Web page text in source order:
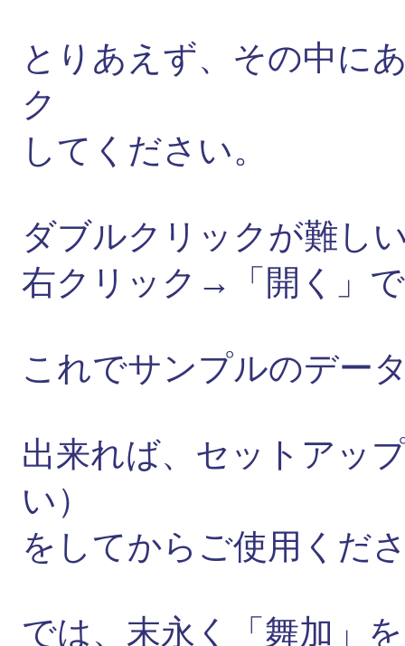
とりあえず、その中に
ク
してください。
ダブルクリックが難し
右クリック→「開く」
これでサンプルのデー
出来れば、セットアッ
い）
をしてからご使用くだ
では、末永く「舞加」